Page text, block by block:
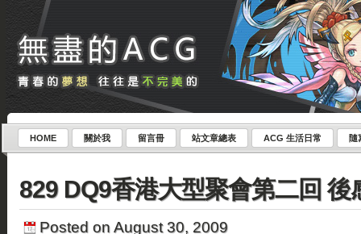
HOME 關於我 留言冊 站文章總表 ACG 生活日常 隨
829 DQ9香港大型聚會第二回 後
Posted on August 30, 2009